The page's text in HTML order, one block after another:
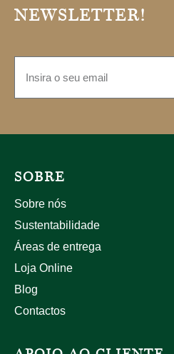
NEWSLETTER!
SOBRE
Sobre nós
Sustentabilidade
Áreas de entrega
Loja Online
Blog
Contactos